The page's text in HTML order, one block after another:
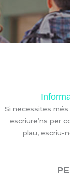
Si necessites
escriure’ns per
plau, escriu-